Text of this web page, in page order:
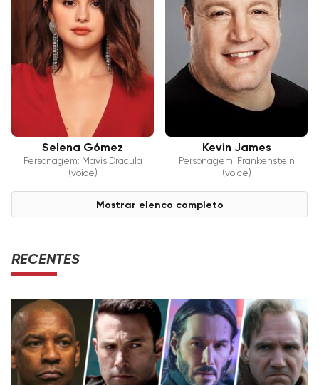
Selena Gómez
Personagem: Mavis Dracula
(voice)
Kevin James
Personagem: Frankenstein
(voice)
Mostrar elenco completo
RECENTES